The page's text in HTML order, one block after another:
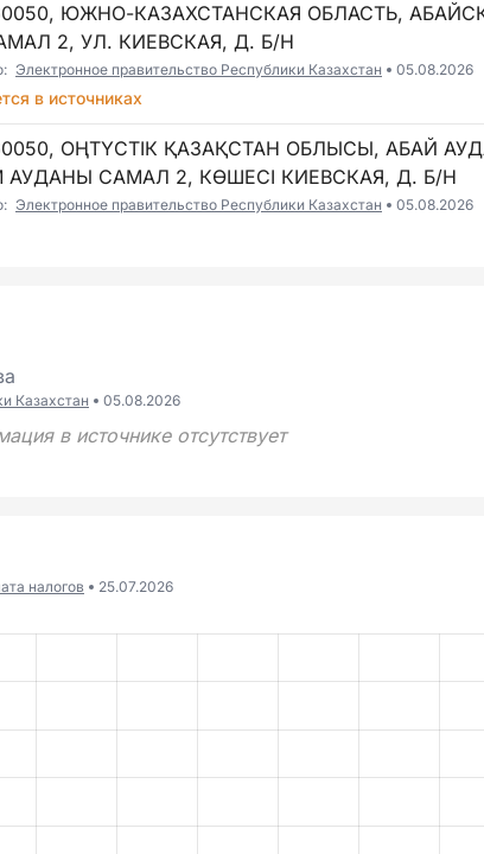
ЮЖНО-КАЗАХСТАНСКАЯ ОБЛАСТЬ,
2, УЛ. КИЕВСКАЯ, Д. Б/Н
Электронное правительство Республики Казахстан 05.08.2026
в источниках
ОҢТҮСТІК ҚАЗАҚСТАН ОБЛЫСЫ, АБАЙ
САМАЛ 2, КӨШЕСІ КИЕВСКАЯ, Д. Б/Н
Электронное правительство Республики Казахстан 05.08.2026
Казахстан 05.08.2026
в источнике отсутствует
налогов 25.07.2026